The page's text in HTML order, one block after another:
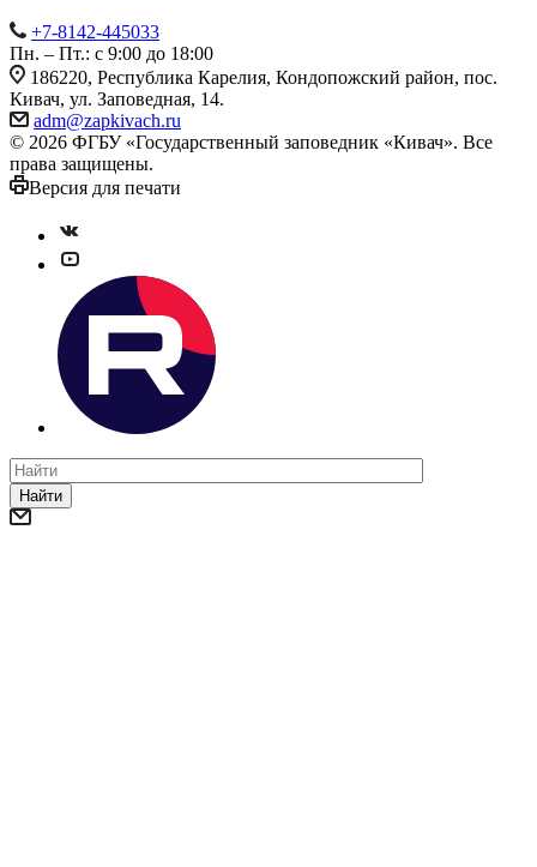
+7-8142-445033
Пн. – Пт.: с 9:00 до 18:00
186220, Республика Карелия, Кондопожский район, пос.
Кивач, ул. Заповедная, 14.
adm@zapkivach.ru
© 2026 ФГБУ «Государственный заповедник «Кивач». Все
права защищены.
Версия для печати
Найти